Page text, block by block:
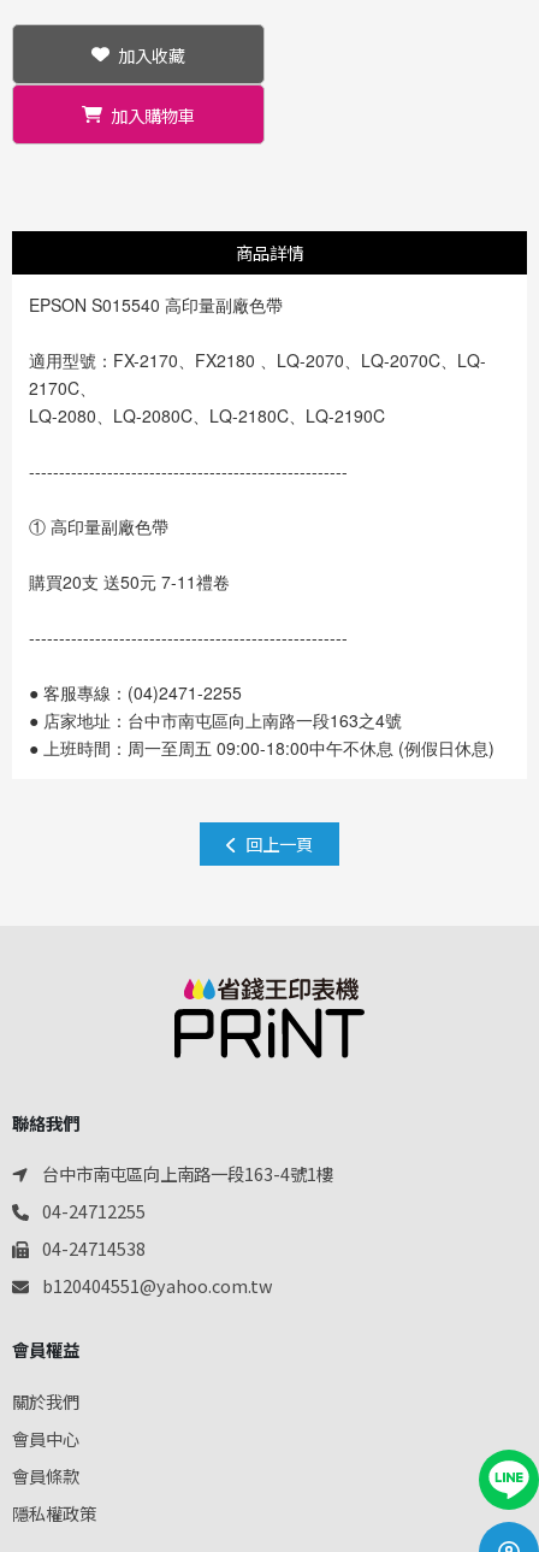
加入收藏
加入購物車
商品詳情
EPSON S015540 高印量副廠色帶
適用型號：FX-2170、FX2180 、LQ-2070、LQ-2070C、LQ-
2170C、
LQ-2080、LQ-2080C、LQ-2180C、LQ-2190C
-----------------------------------------------------
① 高印量副廠色帶
購買20支 送50元 7-11禮卷
-----------------------------------------------------
● 客服專線：(04)2471-2255
● 店家地址：台中市南屯區向上南路一段163之4號
● 上班時間：周一至周五 09:00-18:00中午不休息 (例假日休息)
回上一頁
聯絡我們
台中市南屯區向上南路一段163-4號1樓
04-24712255
04-24714538
b120404551@yahoo.com.tw
會員權益
關於我們
會員中心
會員條款
隱私權政策